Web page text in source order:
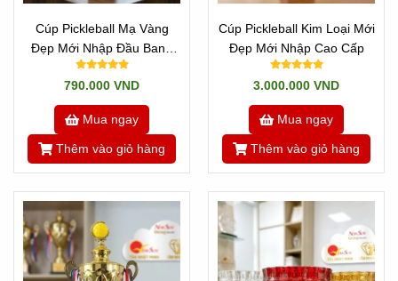
Cúp Pickleball Mạ Vàng
Đẹp Mới Nhập Đầu Banh
Pick
790.000 VND
Mua ngay
Thêm vào giỏ hàng
Cúp Pickleball Kim Loại Mới
Đẹp Mới Nhập Cao Cấp
3.000.000 VND
Mua ngay
Thêm vào giỏ hàng